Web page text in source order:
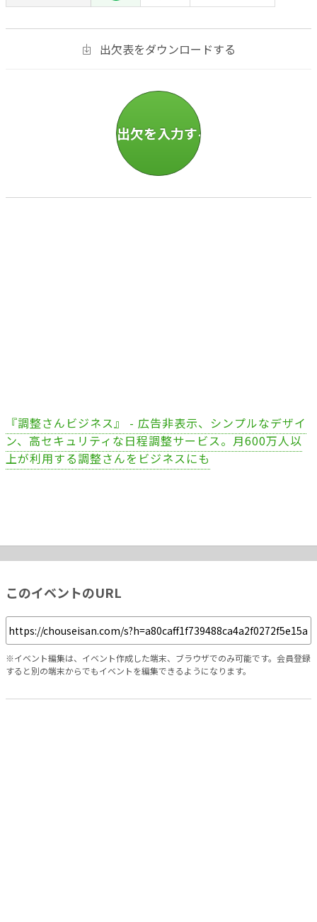
出欠表をダウンロードする
『調整さんビジネス』 - 広告非表示、シンプルなデザイ
ン、高セキュリティな日程調整サービス。月600万人以
上が利用する調整さんをビジネスにも
このイベントのURL
※イベント編集は、イベント作成した端末、ブラウザでのみ可能です。会員登録
すると別の端末からでもイベントを編集できるようになります。